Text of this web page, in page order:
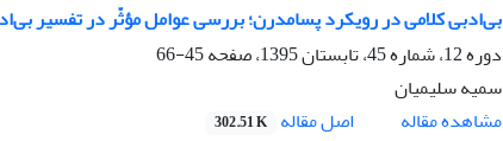
بی‌ادبی کلامی در رویکرد پسامدرن؛ بررسی عوامل مؤثّر در تفسیر
دوره 12، شماره 45، تابستان 1395، صفحه
45-66
سمیه سلیمیان
مشاهده مقاله
اصل مقاله 302.51 K